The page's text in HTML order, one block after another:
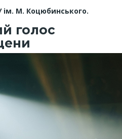
ім. М. Коцюбинського.
голос